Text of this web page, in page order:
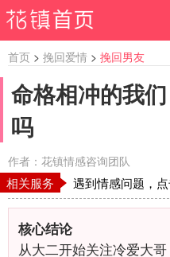
首页 > 挽回爱情 > 挽回男友
命格相冲的我
吗
作者：花镇情感咨询团队
相关服务 遇到情感问题，
核心结论
从大二开始关注冷爱大